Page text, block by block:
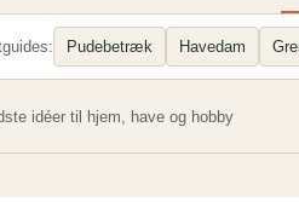
Pudebetræk Havedam
idéer til hjem, have og hobby